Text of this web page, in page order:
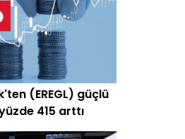
(EREGL) güçlü
415 arttı